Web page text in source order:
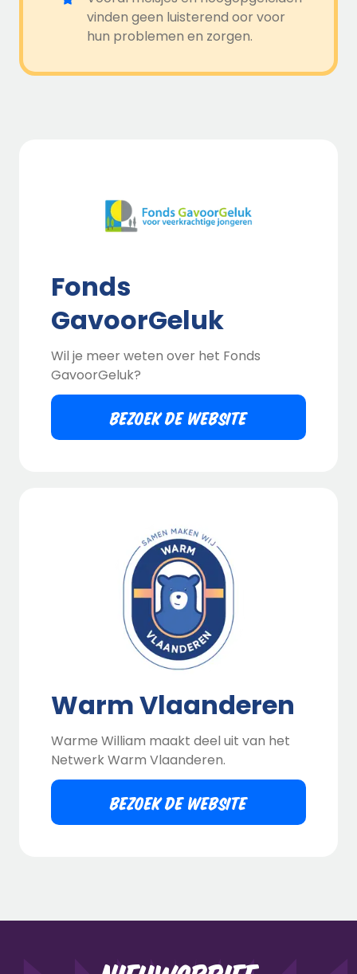
vinden geen luisterend oor voor
hun problemen en zorgen.
Fonds
GavoorGeluk
Wil je meer weten over het Fonds
GavoorGeluk?
BEZOEK DE WEBSITE
Warm Vlaanderen
Warme William maakt deel uit van het
Netwerk Warm Vlaanderen.
BEZOEK DE WEBSITE